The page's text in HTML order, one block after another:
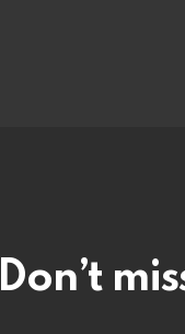
Don’t